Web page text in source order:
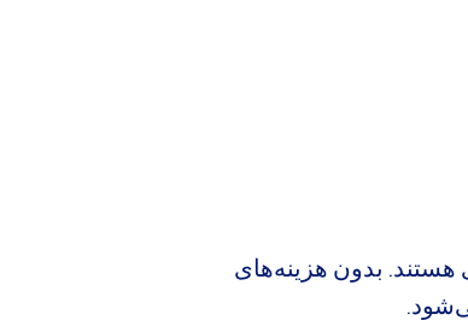
بدون هزینه‌های